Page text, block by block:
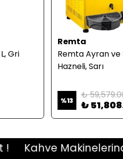
Gri
Remta
Remta Ayran
Hazneli, Sarı
%13 ₺
₺
Kahve Makinelerinde